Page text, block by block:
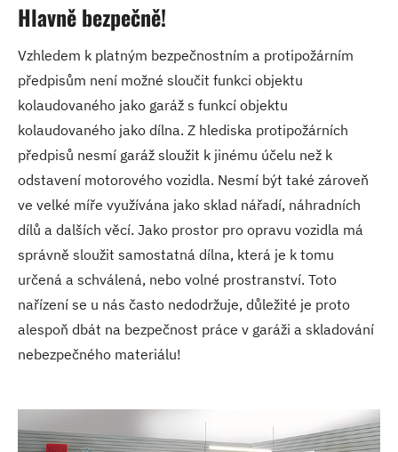
Hlavně bezpečně!
Vzhledem k platným bezpečnostním a protipožárním
předpisům není možné sloučit funkci objektu
kolaudovaného jako garáž s funkcí objektu
kolaudovaného jako dílna. Z hlediska protipožárních
předpisů nesmí garáž sloužit k jinému účelu než k
odstavení motorového vozidla. Nesmí být také zároveň
ve velké míře využívána jako sklad nářadí, náhradních
dílů a dalších věcí. Jako prostor pro opravu vozidla má
správně sloužit samostatná dílna, která je k tomu
určená a schválená, nebo volné prostranství. Toto
nařízení se u nás často nedodržuje, důležité je proto
alespoň dbát na bezpečnost práce v garáži a skladování
nebezpečného materiálu!